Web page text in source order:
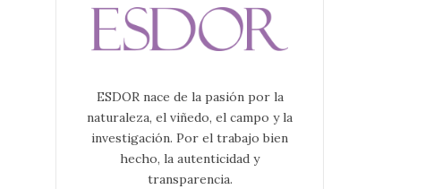
ESDOR nace de la pasión por la
naturaleza, el viñedo, el campo y la
investigación. Por el trabajo bien
hecho, la autenticidad y
transparencia.